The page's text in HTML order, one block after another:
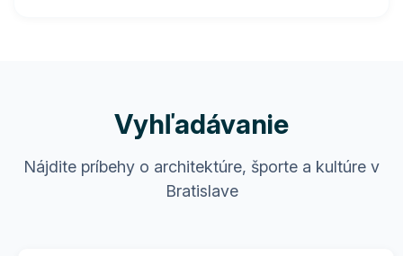
Vyhľadávanie
Nájdite príbehy o architektúre, športe a kultúre v
Bratislave